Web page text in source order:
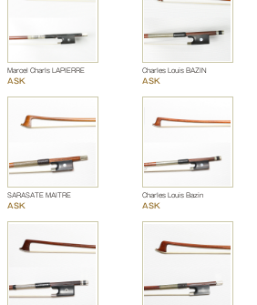
Marcel Charls LAPIERRE
ASK
Charles Louis BAZIN
ASK
SARASATE MAÎTRE
ASK
Charles Louis Bazin
ASK